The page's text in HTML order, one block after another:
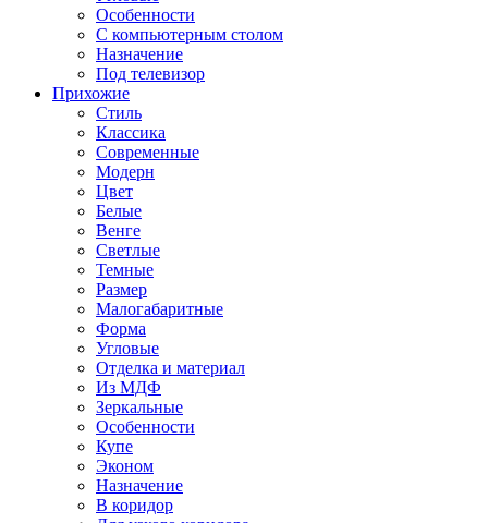
Особенности
С компьютерным столом
Назначение
Под телевизор
Прихожие
Стиль
Классика
Современные
Модерн
Цвет
Белые
Венге
Светлые
Темные
Размер
Малогабаритные
Форма
Угловые
Отделка и материал
Из МДФ
Зеркальные
Особенности
Купе
Эконом
Назначение
В коридор